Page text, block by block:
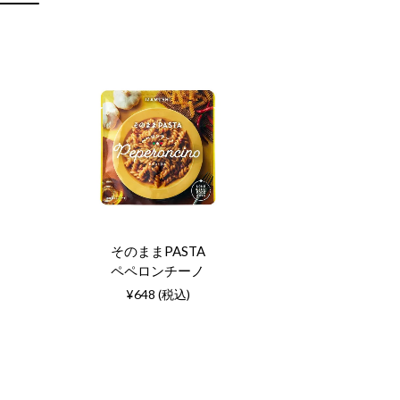
そのままPASTA
ペペロンチーノ
¥648 (税込)